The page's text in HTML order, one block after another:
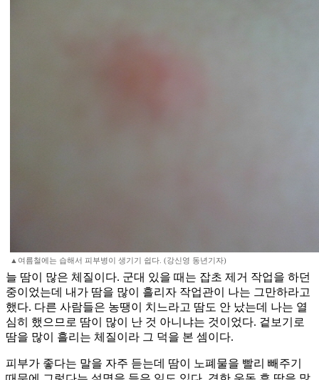
▲여름철에는 습해서 피부병이 생기기 쉽다. (강신영 동년기자)
늘 땀이 많은 체질이다. 군대 있을 때는 잡초 제거 작업을 하던
중이었는데 내가 땀을 많이 흘리자 작업관이 나는 그만하라고
했다. 다른 사람들은 농땡이 치느라고 땀도 안 났는데 나는 열
심히 했으므로 땀이 많이 난 것 아니냐는 것이었다. 겉보기로
땀을 많이 흘리는 체질이라 그 덕을 본 셈이다.
피부가 좋다는 말을 자주 듣는데 땀이 노폐물을 빨리 빼주기